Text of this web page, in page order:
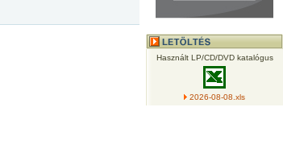
Használt LP/CD/DVD katalógus
2026-08-08.xls